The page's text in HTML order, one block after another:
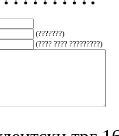
(???????)
(???? ???? ?????????)